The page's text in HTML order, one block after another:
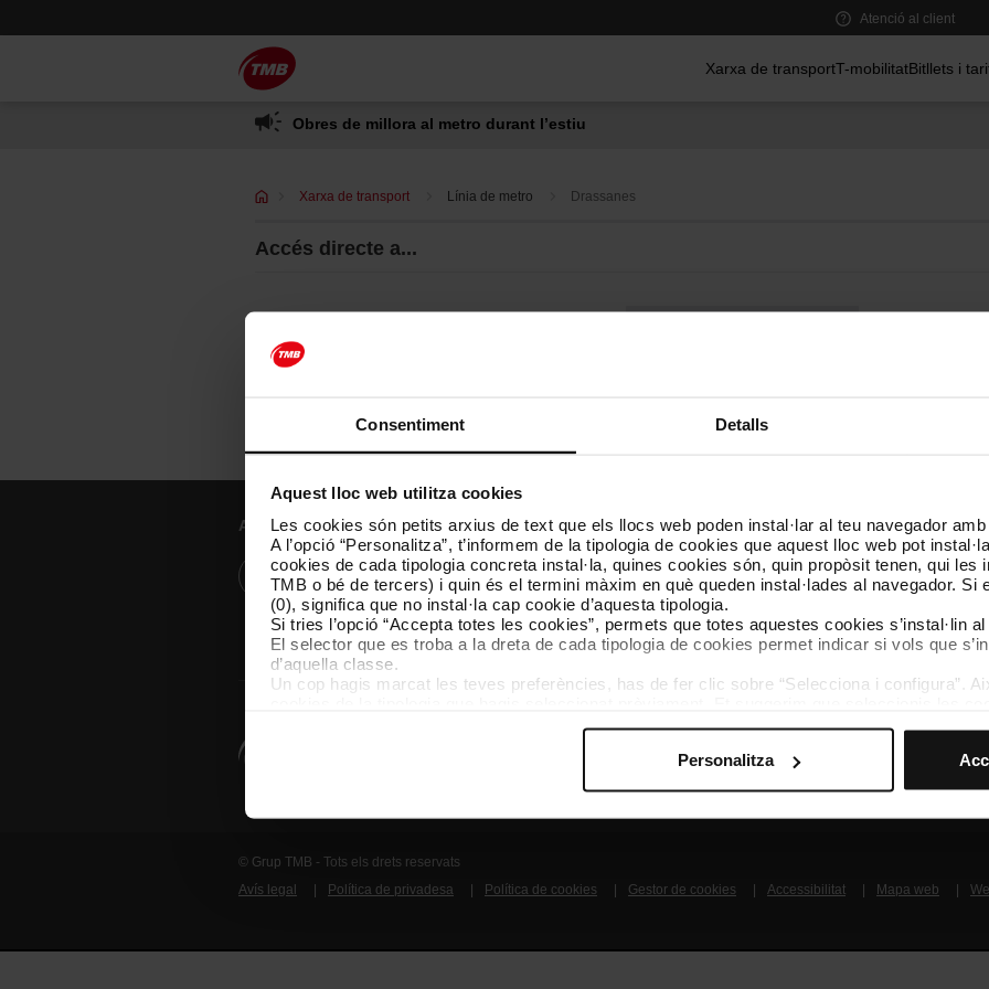
Consentiment Detalls
Aquest lloc web utilitza cookies
Les cookies són petits arxius de text que els llocs web poden instal·lar al teu navegador
A l’opció “Personalitza”, t’informem de la tipologia de cookies que aquest lloc web pot
cookies de cada tipologia concreta instal·la, quines cookies són, quin propòsit tenen, qui les
TMB o bé de tercers) i quin és el termini màxim en què queden instal·lades al navegador. Si
(0), significa que no instal·la cap cookie d’aquesta tipologia.
Si tries l’opció “Accepta totes les cookies”, permets que totes aquestes cookies s’instal·lin
El selector que es troba a la dreta de cada tipologia de cookies permet indicar si vols que
d’aquella classe.
Un cop hagis marcat les teves preferències, has de fer clic sobre “Selecciona i configura”.
perquè permeten recordar les teves opcions de navegació (com ara l’idioma) i milloren la
començar a navegar-hi. Només pots consultar la nostraPolítica de cookies
Personalitza
al
contingut
Atenció al client
Xarxa de transportT-mobilitatBitllets i
Obres de millora al metro durant l’estiu
Xarxa de transport Línia de metro Drassanes
Accés directe a...
Atenció al client
Resol els teus dubtes
Segueix-nos
TMB a les xarxes socials
TMB
© Grup TMB - Tots els drets reservats
Avís legal
Política de privadesa Política de cookies Gestor de cookies Accessibilitat Mapa web